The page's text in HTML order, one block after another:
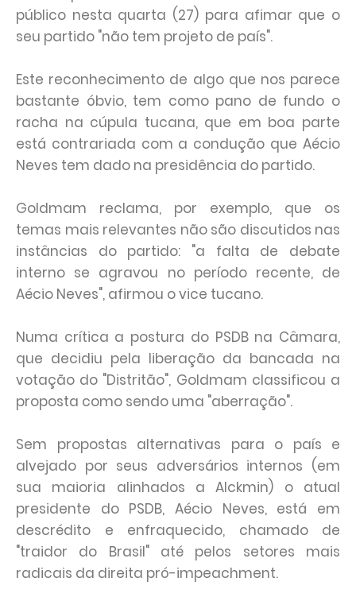
público nesta quarta (27) para afimar que o
seu partido "não tem projeto de país".
Este reconhecimento de algo que nos parece
bastante óbvio, tem como pano de fundo o
racha na cúpula tucana, que em boa parte
está contrariada com a condução que Aécio
Neves tem dado na presidência do partido.
Goldmam reclama, por exemplo, que os
temas mais relevantes não são discutidos nas
instâncias do partido: "a falta de debate
interno se agravou no período recente, de
Aécio Neves", afirmou o vice tucano.
Numa crítica a postura do PSDB na Câmara,
que decidiu pela liberação da bancada na
votação do "Distritão", Goldmam classificou a
proposta como sendo uma "aberração".
Sem propostas alternativas para o país e
alvejado por seus adversários internos (em
sua maioria alinhados a Alckmin) o atual
presidente do PSDB, Aécio Neves, está em
descrédito e enfraquecido, chamado de
"traidor do Brasil" até pelos setores mais
radicais da direita pró-impeachment.